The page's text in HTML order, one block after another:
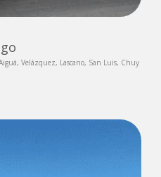
Velázquez, Lascano, San Luis, Chuy